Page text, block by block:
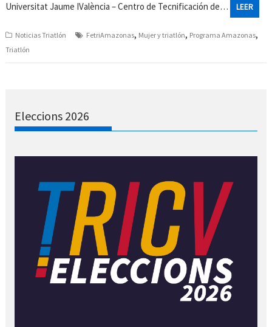
Universitat Jaume IValència – Centro de Tecnificación de…
LEER
Noticias Triatlón FetriAmazonas, Mujer y triatlón, Programa Amazonas,
Triatlón
Eleccions 2026